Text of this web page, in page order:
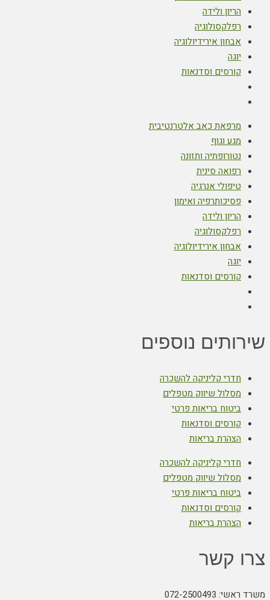
הריון ולידה
רפלקסולוגיה
אבחון אירידיולוגיה
יוגה
קורסים וסדנאות
מרפאת כאב אלטרנטיבית
מגע וגוף
נטורופתיה ותזונה
רפואה סינית
טיפולי אנרגיה
פסיכותרפיה ואימון
הריון ולידה
רפלקסולוגיה
אבחון אירידיולוגיה
יוגה
קורסים וסדנאות
שירותים נוספים
חדרי קליניקה להשכרה
מסלול שיווק מטפלים
ביטוח בריאות פרטי
קורסים וסדנאות
הצהרת בריאות
חדרי קליניקה להשכרה
מסלול שיווק מטפלים
ביטוח בריאות פרטי
קורסים וסדנאות
הצהרת בריאות
צרו קשר
משרד ראשי: 072-2500493